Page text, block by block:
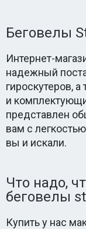
Беговелы
Интернет-
надежный
гироскутеров,
и
представлен
вам с
вы и искали.
Что надо,
беговелы
Купить у нас